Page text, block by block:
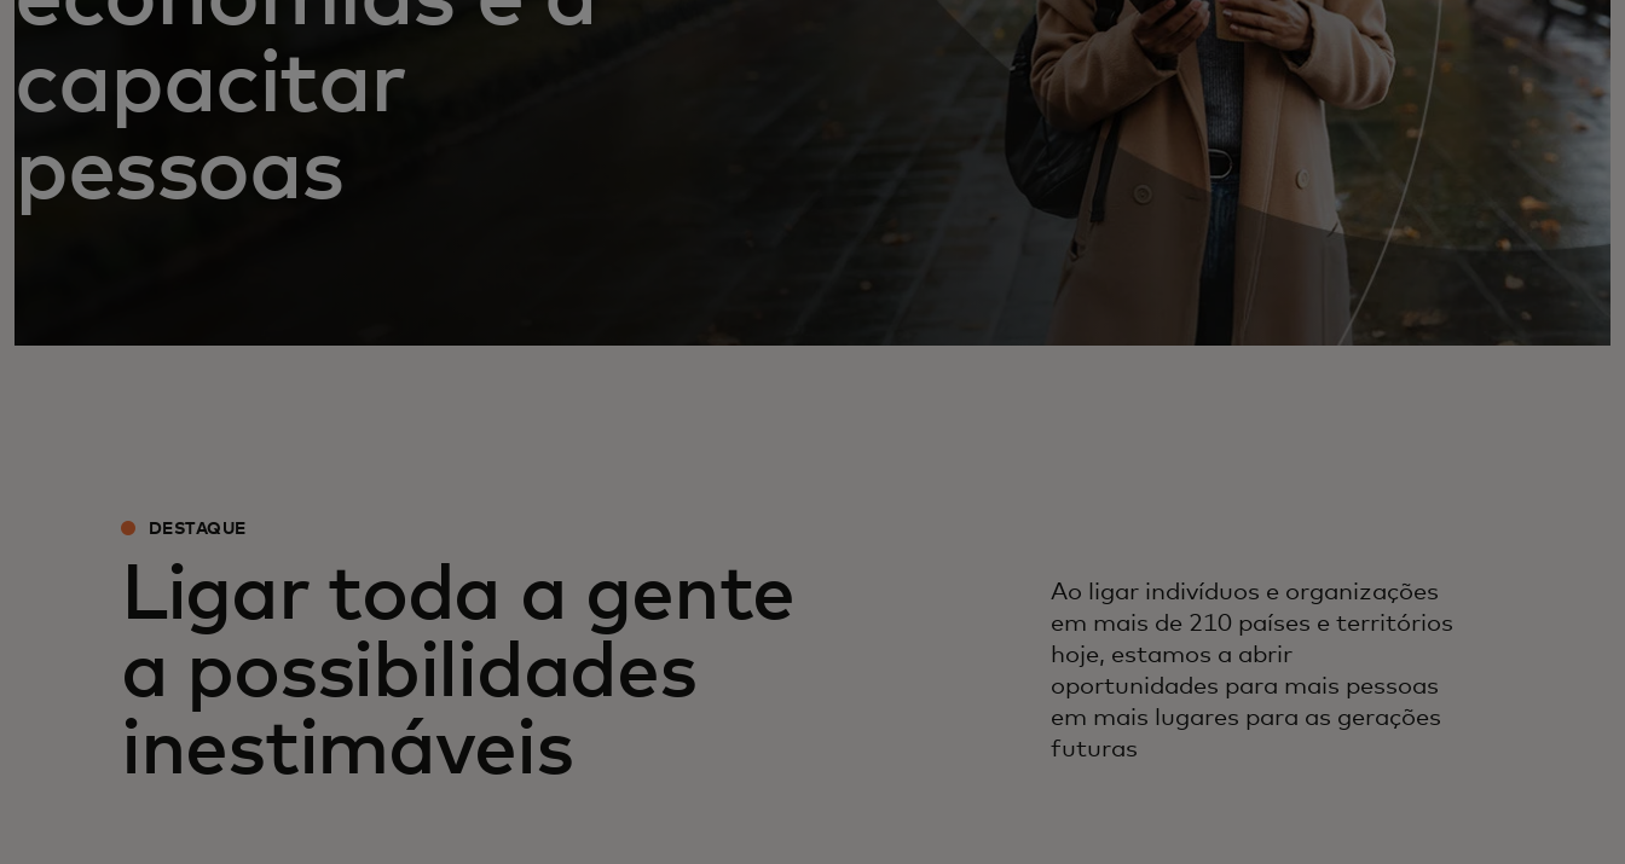
capacitar
pessoas
DESTAQUE
Ligar toda a gente
a possibilidades
inestimáveis
Ao ligar indivíduos e organizações
em mais de 210 países e territórios
hoje, estamos a abrir
oportunidades para mais pessoas
em mais lugares para as gerações
futuras